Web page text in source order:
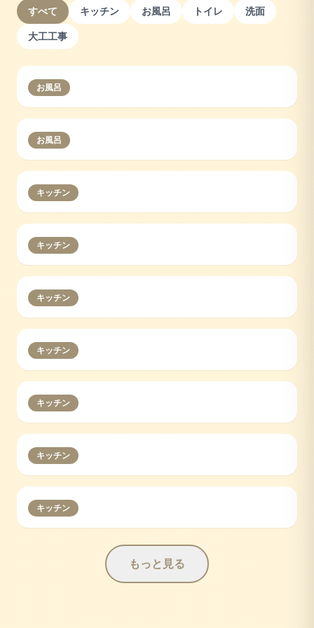
すべて キッチン お風呂 トイレ
洗面
大工工事
お風呂
お風呂
キッチン
キッチン
キッチン
キッチン
キッチン
キッチン
キッチン
もっと見る